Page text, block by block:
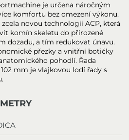
je určena náročným
komfortu bez omezení výkonu.
novou technologii ACP, která
komín skeletu do přirozené
dozadu, a tím redukovat únavu.
přezky a vnitřní botičky
pohodlí. Řada
mm je vlajkovou lodí řady s